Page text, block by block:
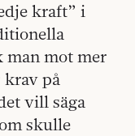
kraft” i
man mot mer
på
vill säga
skulle